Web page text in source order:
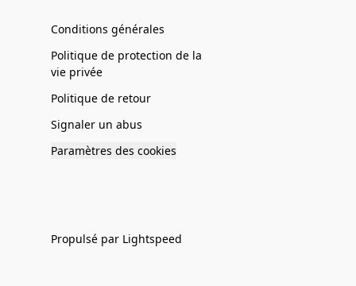
Conditions générales
Politique de protection de la
vie privée
Politique de retour
Signaler un abus
Paramètres des cookies
Propulsé par Lightspeed